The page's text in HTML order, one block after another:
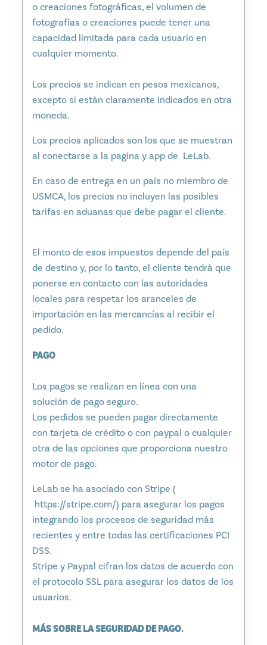
o creaciones fotográficas, el volumen de
fotografías o creaciones puede tener una
capacidad limitada para cada usuario en
cualquier momento.
Los precios se indican en pesos mexicanos,
excepto si están claramente indicados en otra
moneda.
Los precios aplicados son los que se muestran
al conectarse a la pagina y app de LeLab.
En caso de entrega en un país no miembro de
USMCA, los precios no incluyen las posibles
tarifas en aduanas que debe pagar el cliente.
El monto de esos impuestos depende del país
de destino y, por lo tanto, el cliente tendrá que
ponerse en contacto con las autoridades
locales para respetar los aranceles de
importación en las mercancías al recibir el
pedido.
PAGO
Los pagos se realizan en línea con una
solución de pago seguro.
Los pedidos se pueden pagar directamente
con tarjeta de crédito o con paypal o cualquier
otra de las opciones que proporciona nuestro
motor de pago.
LeLab se ha asociado con Stripe (
https://stripe.com/) para asegurar los pagos
integrando los procesos de seguridad más
recientes y entre todas las certificaciones PCI
DSS.
Stripe y Paypal cifran los datos de acuerdo con
el protocolo SSL para asegurar los datos de los
usuarios.
MÁS SOBRE LA SEGURIDAD DE PAGO.